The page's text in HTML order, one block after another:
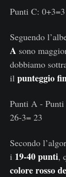
Punti C: 0+3=3
Seguendo
A sono
dobbiamo
il punteggio
Punti A - Punti
26-3= 23
Secondo
i 19-40 punti,
colore rosso